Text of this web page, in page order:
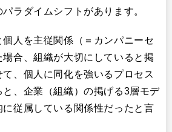
ラダイムシフトがあります。
人を主従関係（＝カンパニーセ
場合、組織が大切にしていると掲
、個人に同化を強いるプロセス
と、企業（組織）の掲げる3層モデ
に従属している関係性だったと言